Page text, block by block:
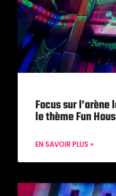
Focus sur
le thème Fun
EN SAVOIR PLUS »